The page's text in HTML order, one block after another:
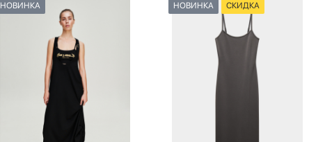
НОВИНКА НОВИНКА СКИДКА